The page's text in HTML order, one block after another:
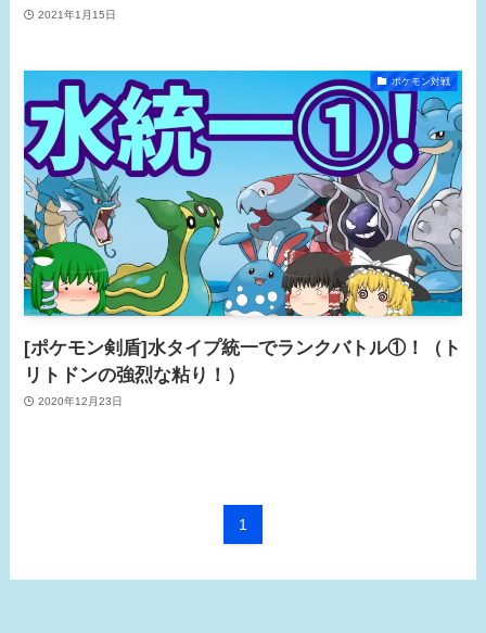
2021年1月15日
ポケモン対戦
[ポケモン剣盾]水タイプ統一でランクバトル①！（ト
リトドンの強烈な粘り！）
2020年12月23日
1